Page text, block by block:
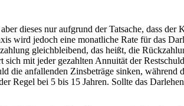
dieses nur aufgrund der Tatsache, dass
wird jedoch eine monatliche Rate für das
gleichbleibend, das heißt, die
mit jeder gezahlten Annuität der
die anfallenden Zinsbeträge sinken,
Regel bei 5 bis 15 Jahren. Sollte das